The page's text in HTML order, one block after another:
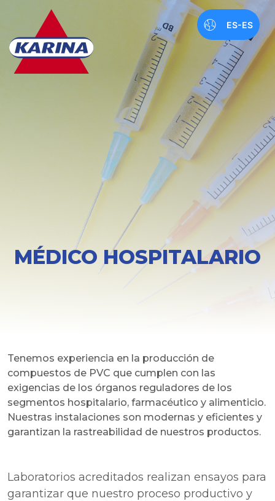
ES-ES
MÉDICO HOSPITALARIO
Tenemos experiencia en la producción de
compuestos de PVC que cumplen con las
exigencias de los órganos reguladores de los
segmentos hospitalario, farmacéutico y alimenticio.
Nuestras instalaciones son modernas y eficientes y
garantizan la rastreabilidad de nuestros productos.
Laboratorios acreditados realizan ensayos para
garantizar que nuestro proceso productivo y